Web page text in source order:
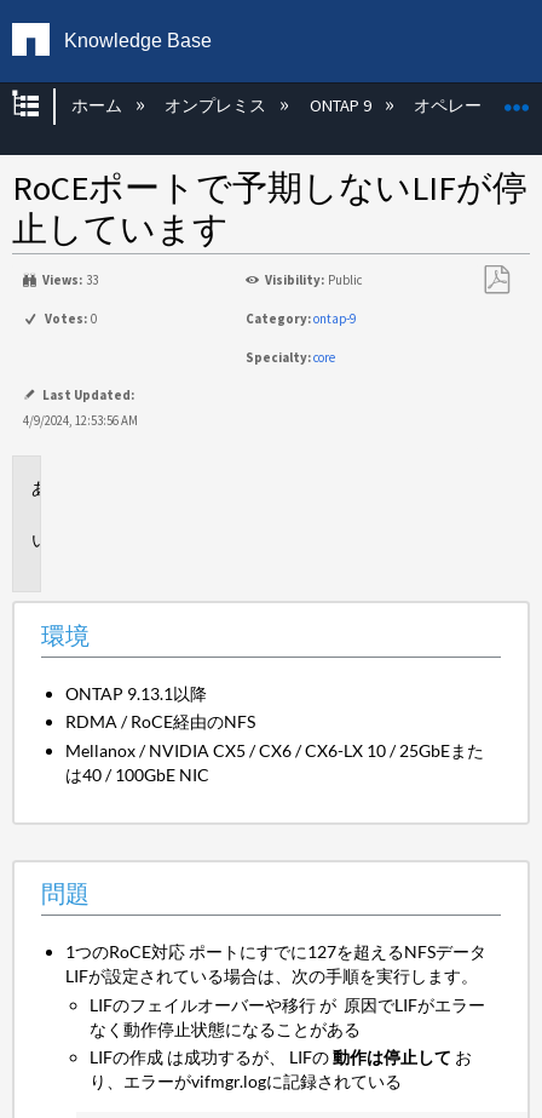
Knowledge Base
グローバル階層を展開/折りたたむ
ホーム オンプレミス ONTAP 9 オペレーティン
RoCEポートで予期しないLIFが停
止しています
Views: 33 Visibility: Public
Votes: 0 Category:ontap-9
Specialty:core
Last Updated:
4/9/2024, 12:53:56 AM
環境
ONTAP 9.13.1以降
RDMA / RoCE経由のNFS
Mellanox / NVIDIA CX5 / CX6 / CX6-LX 10 / 25GbEまた
は40 / 100GbE NIC
問題
1つのRoCE対応 ポートにすでに127を超えるNFSデータ
LIFが設定されている場合は、次の手順を実行します。
LIFのフェイルオーバーや移行 が 原因でLIFがエラー
なく動作停止状態になることがある
LIFの作成 は成功するが、 LIFの動作は停止して お
り、エラーがvifmgr.logに記録されている